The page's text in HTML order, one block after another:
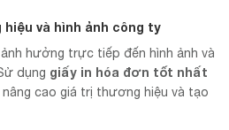
và hình ảnh công ty
hưởng trực tiếp đến hình ảnh và
dụng giấy in hóa đơn tốt nhất
cao giá trị thương hiệu và tạo